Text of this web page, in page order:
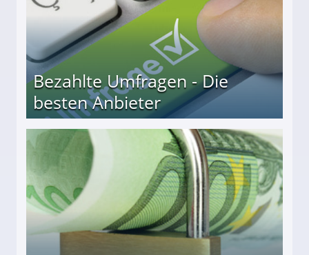
Bezahlte Umfragen - Die
besten Anbieter